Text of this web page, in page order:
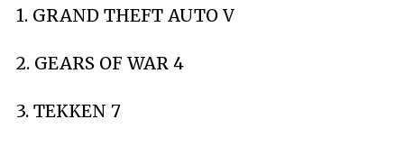
1. GRAND THEFT AUTO V
2. GEARS OF WAR 4
3. TEKKEN 7